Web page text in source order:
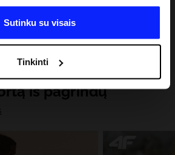
jie gauna, kai naudojatės jų
Jūsų leidimą, mes galime perduoti
savo partneriams, siekdami
turinį ir tobulinti mūsų
(pvz., socialinius tinklus).
mūsų Privatumo politikoje ir
Sutinku su visais
Tinkinti
iš pagrindų